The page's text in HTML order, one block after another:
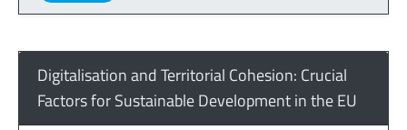
Digitalisation and Territorial Cohesion: Crucial
Factors for Sustainable Development in the EU